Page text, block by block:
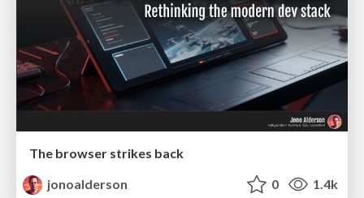
The browser strikes back
jonoalderson
0 1.4k